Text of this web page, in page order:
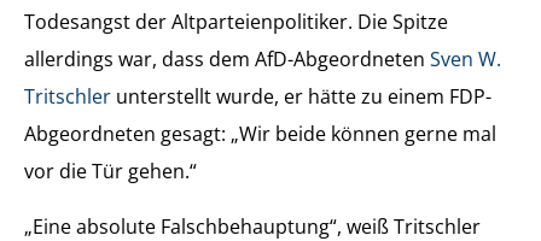
Todesangst der Altparteienpolitiker. Die Spitze
allerdings war, dass dem AfD-Abgeordneten Sven W.
Tritschler unterstellt wurde, er hätte zu einem FDP-
Abgeordneten gesagt: „Wir beide können gerne mal
vor die Tür gehen.“
„Eine absolute Falschbehauptung“, weiß Tritschler